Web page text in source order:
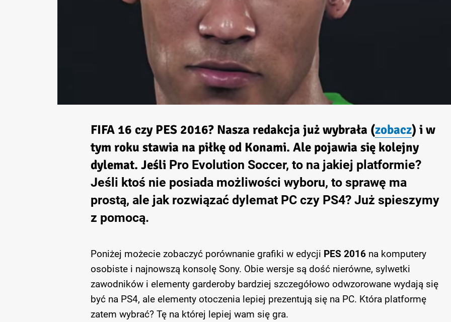
FIFA 16 czyPES 2016? Nasza redakcja już wybrała (zobacz) i w
tym roku stawia na piłkę od Konami. Ale pojawia się kolejny
dylemat. Jeśli Pro Evolution Soccer, to na jakiej platformie?
Jeśli ktoś nie posiada możliwości wyboru, to sprawę ma
prostą, ale jak rozwiązać dylemat PC czy PS4? Już spieszymy
z pomocą.
Poniżej możecie zobaczyć porównanie grafiki w edycji PES 2016na komputery
osobiste i najnowszą konsolę Sony. Obie wersje są dość nierówne, sylwetki
zawodników i elementy garderoby bardziej szczegółowo odwzorowane wydają się
być na PS4, ale elementy otoczenia lepiej prezentują się na PC. Która platformę
zatem wybrać? Tę na której lepiej wam się gra.